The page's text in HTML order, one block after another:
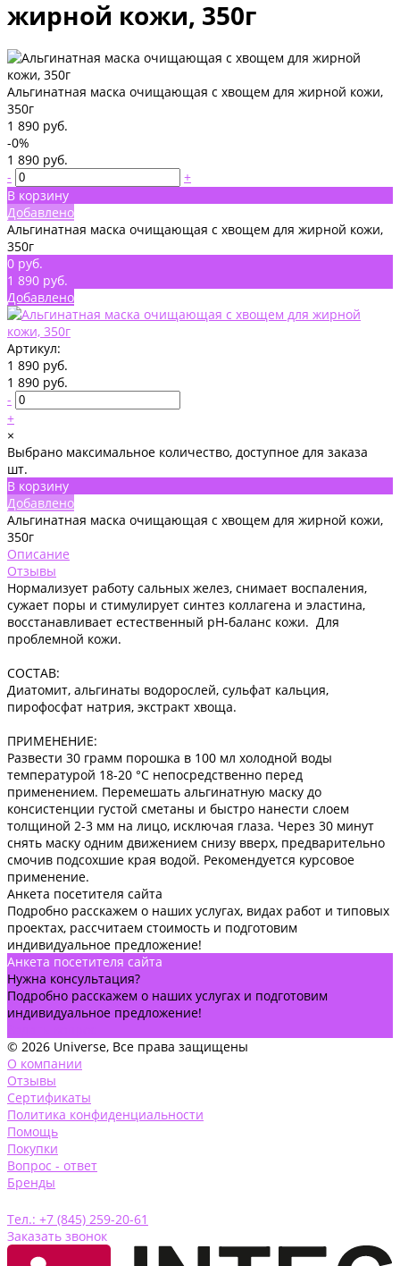
жирной кожи, 350г
Альгинатная маска очищающая с хвощем для жирной кожи,
350г
1 890 руб.
-0%
1 890 руб.
-
+
В корзину
Добавлено
Альгинатная маска очищающая с хвощем для жирной кожи,
350г
0 руб.
1 890 руб.
Добавлено
Артикул:
1 890 руб.
1 890 руб.
-
+
×
Выбрано максимальное количество, доступное для заказа
шт.
В корзину
Добавлено
Альгинатная маска очищающая с хвощем для жирной кожи,
350г
Описание
Отзывы
Нормализует работу сальных желез, снимает воспаления,
сужает поры и стимулирует синтез коллагена и эластина,
восстанавливает естественный рН-баланс кожи. Для
проблемной кожи.
СОСТАВ:
Диатомит, альгинаты водорослей, сульфат кальция,
пирофосфат натрия, экстракт хвоща.
ПРИМЕНЕНИЕ:
Развести 30 грамм порошка в 100 мл холодной воды
температурой 18-20 °С непосредственно перед
применением. Перемешать альгинатную маску до
консистенции густой сметаны и быстро нанести слоем
толщиной 2-3 мм на лицо, исключая глаза. Через 30 минут
снять маску одним движением снизу вверх, предварительно
смочив подсохшие края водой. Рекомендуется курсовое
применение.
Анкета посетителя сайта
Подробно расскажем о наших услугах, видах работ и типовых
проектах, рассчитаем стоимость и подготовим
индивидуальное предложение!
Анкета посетителя сайта
Нужна консультация?
Подробно расскажем о наших услугах и подготовим
индивидуальное предложение!
© 2026 Universe, Все права защищены
О компании
Отзывы
Сертификаты
Политика конфиденциальности
Помощь
Покупки
Вопрос - ответ
Бренды
Тел.: +7 (845) 259-20-61
Заказать звонок